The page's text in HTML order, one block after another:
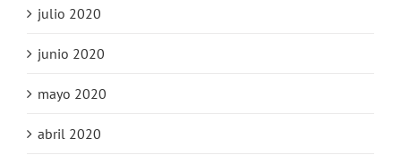
julio 2020
junio 2020
mayo 2020
abril 2020